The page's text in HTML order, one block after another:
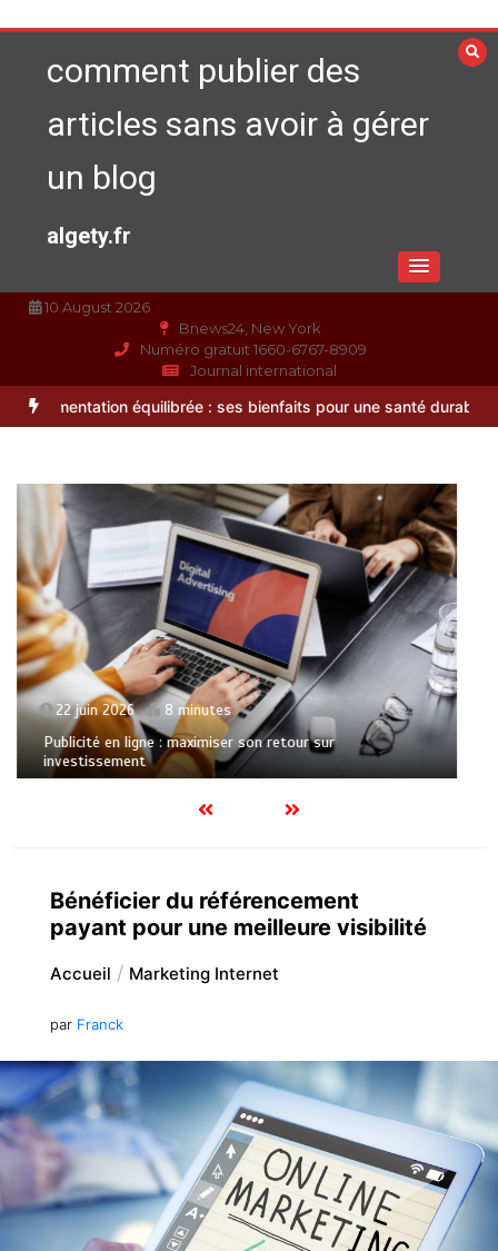
au
contenucomment publier des
articles sans avoir à gérer
un blog
algety.fr
10 August 2026
Bnews24, New York
Numéro gratuit 1660-6767-8909
Journal international
équilibrée : ses bienfaits pour une santé durable Entretien
7 avril 2026 7 minutes
Agence digitale full-service pour votre présence en ligne
Bénéficier du référencement
payant pour une meilleure visibilité
Accueil Marketing Internet
par Franck